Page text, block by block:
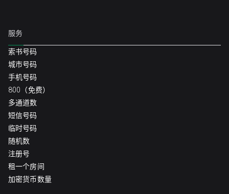
服务
索书号码
城市号码
手机号码
800（免费）
多通道数
短信号码
临时号码
随机数
注册号
租一个房间
加密货币数量